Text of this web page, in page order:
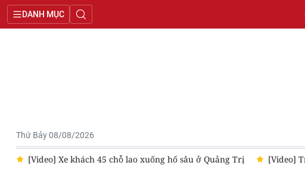
DANH MỤC
Thứ Bảy 08/08/2026
[Video] Xe khách 45 chỗ lao xuống hố sâu ở Quảng Trị [Video]